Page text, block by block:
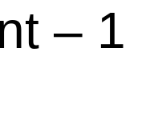
– 1